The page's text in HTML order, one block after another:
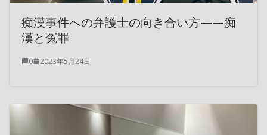
痴漢事件への弁護士の向き合い方——痴
漢と冤罪
0 2023年5月24日